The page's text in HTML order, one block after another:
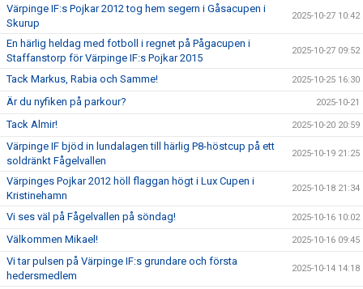
Värpinge IF:s Pojkar 2012 tog hem segern i Gåsacupen i
Skurup
2025-10-27 10:42
En härlig heldag med fotboll i regnet på Pågacupen i
Staffanstorp för Värpinge IF:s Pojkar 2015
2025-10-27 09:52
Tack Markus, Rabia och Samme! 2025-10-25 16:30
Är du nyfiken på parkour? 2025-10-21
Tack Almir! 2025-10-20 20:59
Värpinge IF bjöd in lundalagen till härlig P8-höstcup på ett
soldränkt Fågelvallen
2025-10-19 21:25
Värpinges Pojkar 2012 höll flaggan högt i Lux Cupen i
Kristinehamn
2025-10-18 21:34
Vi ses väl på Fågelvallen på söndag! 2025-10-16 10:02
Välkommen Mikael! 2025-10-16 09:45
Vi tar pulsen på Värpinge IF:s grundare och första
hedersmedlem
2025-10-14 14:18